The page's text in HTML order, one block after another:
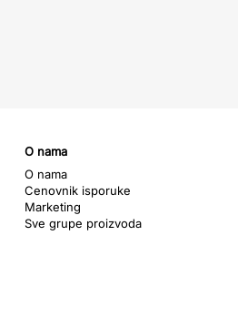
O nama
O nama
Cenovnik isporuke
Marketing
Sve grupe proizvoda